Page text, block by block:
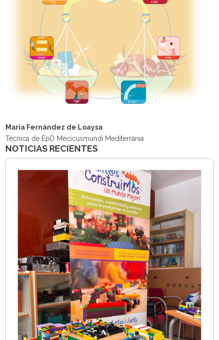
María Fernández de Loaysa
Técnica de EpD Mecicusmundi Mediterrània
NOTICIAS RECIENTES